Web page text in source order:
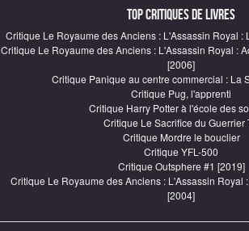
Top critiques de Livres
Critique Le Royaume des Anciens : L'Assassin Royal :
Critique Le Royaume des Anciens : L'Assassin Royal :
[2006]
Critique Panique au centre commercial : La
Critique Pug, l'apprenti
Critique Harry Potter à l'école des
Critique Le Sacrifice du Guerrier
Critique Mordre le bouclier
Critique YFL-500
Critique Outsphere #1 [2019]
Critique Le Royaume des Anciens : L'Assassin Royal
[2004]